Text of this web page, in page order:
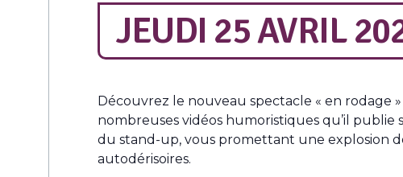
JEUDI 25 AVRIL
Découvrez le nouveau spectacle « en rodage
nombreuses vidéos humoristiques qu’il
du stand-up, vous promettant une explosion
autodérisoires.